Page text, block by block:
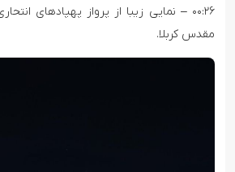
۰۰:۲۶ – نمایی زیبا از پرواز پهپادهای
مقدس کربلا.